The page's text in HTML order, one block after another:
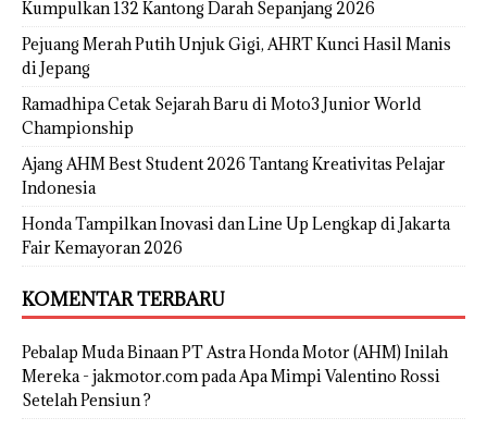
Kumpulkan 132 Kantong Darah Sepanjang 2026
Pejuang Merah Putih Unjuk Gigi, AHRT Kunci Hasil Manis
di Jepang
Ramadhipa Cetak Sejarah Baru di Moto3 Junior World
Championship
Ajang AHM Best Student 2026 Tantang Kreativitas Pelajar
Indonesia
Honda Tampilkan Inovasi dan Line Up Lengkap di Jakarta
Fair Kemayoran 2026
KOMENTAR TERBARU
Pebalap Muda Binaan PT Astra Honda Motor (AHM) Inilah
Mereka - jakmotor.compada Apa Mimpi Valentino Rossi
Setelah Pensiun ?